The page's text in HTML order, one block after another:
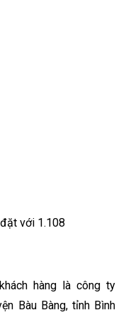
với 1.108
hàng là công ty
Bàu Bàng, tỉnh Bình